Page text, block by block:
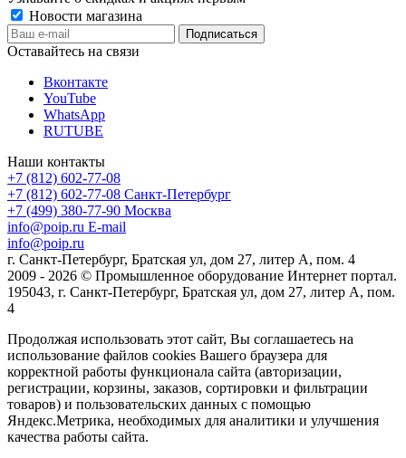
Новости магазина
Оставайтесь на связи
Вконтакте
YouTube
WhatsApp
RUTUBE
Наши контакты
+7 (812) 602-77-08
+7 (812) 602-77-08 Санкт-Петербург
+7 (499) 380-77-90 Москва
info@poip.ru E-mail
info@poip.ru
г. Санкт-Петербург, Братская ул, дом 27, литер А, пом. 4
2009 - 2026 © Промышленное оборудование Интернет портал.
195043, г. Санкт-Петербург, Братская ул, дом 27, литер А, пом.
4
Продолжая использовать этот сайт, Вы соглашаетесь на
использование файлов cookies Вашего браузера для
корректной работы функционала сайта (авторизации,
регистрации, корзины, заказов, сортировки и фильтрации
товаров) и пользовательских данных с помощью
Яндекс.Метрика, необходимых для аналитики и улучшения
качества работы сайта.